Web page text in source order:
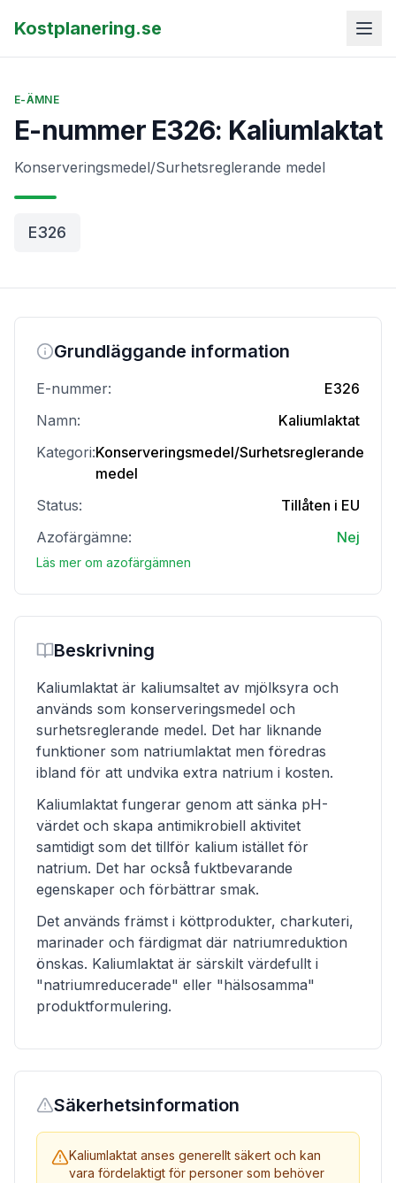
Kostplanering.se
E-ÄMNE
E-nummer E326: Kaliumlaktat
Konserveringsmedel/Surhetsreglerande medel
E326
Grundläggande information
E-nummer:
E326
Namn:
Kaliumlaktat
Kategori:Konserveringsmedel/Surhetsreglerande
medel
Status:
Tillåten i EU
Azofärgämne:
Nej
Läs mer om azofärgämnen
Beskrivning
Kaliumlaktat är kaliumsaltet av mjölksyra och
används som konserveringsmedel och
surhetsreglerande medel. Det har liknande
funktioner som natriumlaktat men föredras
ibland för att undvika extra natrium i kosten.
Kaliumlaktat fungerar genom att sänka pH-
värdet och skapa antimikrobiell aktivitet
samtidigt som det tillför kalium istället för
natrium. Det har också fuktbevarande
egenskaper och förbättrar smak.
Det används främst i köttprodukter, charkuteri,
marinader och färdigmat där natriumreduktion
önskas. Kaliumlaktat är särskilt värdefullt i
"natriumreducerade" eller "hälsosamma"
produktformulering.
Säkerhetsinformation
Kaliumlaktat anses generellt säkert och kan
vara fördelaktigt för personer som behöver